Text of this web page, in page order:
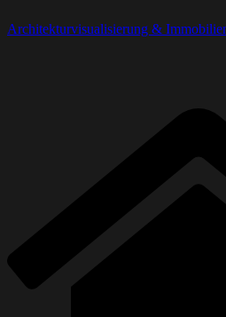
Architekturvisualisierung &